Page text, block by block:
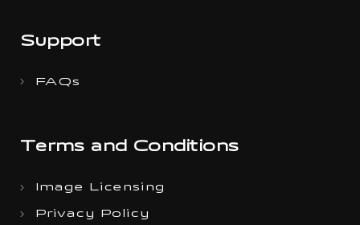
Support
FAQs
Terms and Conditions
Image Licensing
Privacy Policy